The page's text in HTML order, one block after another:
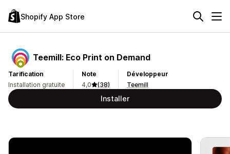
Shopify App Store
Teemill: Eco Print on Demand
Tarification
Installation gratuite
Note
4,0
(38)
Développeur
Teemill
Installer